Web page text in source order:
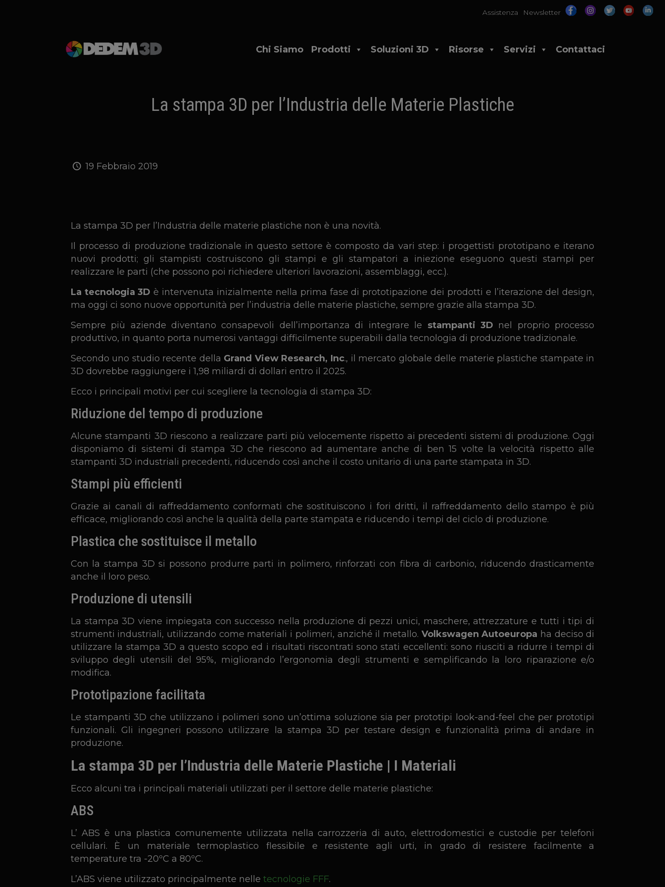
Assistenza Newsletter
Chi Siamo Prodotti Soluzioni 3D Risorse Servizi Contattaci
La stampa 3D per l’Industria delle Materie Plastiche
19 Febbraio 2019
La stampa 3D per l’Industria delle materie plastiche non è una novità.
Il processo di produzione tradizionale in questo settore è composto da vari step: i progettisti prototipano e iterano
nuovi prodotti; gli stampisti costruiscono gli stampi e gli stampatori a iniezione eseguono questi stampi per
realizzare le parti (che possono poi richiedere ulteriori lavorazioni, assemblaggi, ecc.).
La tecnologia 3D è intervenuta inizialmente nella prima fase di prototipazione dei prodotti e l’iterazione del design,
ma oggi ci sono nuove opportunità per l’industria delle materie plastiche, sempre grazie alla stampa 3D.
Sempre più aziende diventano consapevoli dell’importanza di integrare le stampanti 3D nel proprio processo
produttivo, in quanto porta numerosi vantaggi difficilmente superabili dalla tecnologia di produzione tradizionale.
Secondo uno studio recente della Grand View Research, Inc., il mercato globale delle materie plastiche stampate in
3D dovrebbe raggiungere i 1,98 miliardi di dollari entro il 2025.
Ecco i principali motivi per cui scegliere la tecnologia di stampa 3D:
Riduzione del tempo di produzione
Alcune stampanti 3D riescono a realizzare parti più velocemente rispetto ai precedenti sistemi di produzione. Oggi
disponiamo di sistemi di stampa 3D che riescono ad aumentare anche di ben 15 volte la velocità rispetto alle
stampanti 3D industriali precedenti, riducendo così anche il costo unitario di una parte stampata in 3D.
Stampi più efficienti
Grazie ai canali di raffreddamento conformati che sostituiscono i fori dritti, il raffreddamento dello stampo è più
efficace, migliorando così anche la qualità della parte stampata e riducendo i tempi del ciclo di produzione.
Plastica che sostituisce il metallo
Con la stampa 3D si possono produrre parti in polimero, rinforzati con fibra di carbonio, riducendo drasticamente
anche il loro peso.
Produzione di utensili
La stampa 3D viene impiegata con successo nella produzione di pezzi unici, maschere, attrezzature e tutti i tipi di
strumenti industriali, utilizzando come materiali i polimeri, anziché il metallo. Volkswagen Autoeuropa ha deciso di
utilizzare la stampa 3D a questo scopo ed i risultati riscontrati sono stati eccellenti: sono riusciti a ridurre i tempi di
sviluppo degli utensili del 95%, migliorando l’ergonomia degli strumenti e semplificando la loro riparazione e/o
modifica.
Prototipazione facilitata
Le stampanti 3D che utilizzano i polimeri sono un’ottima soluzione sia per prototipi look-and-feel che per prototipi
funzionali. Gli ingegneri possono utilizzare la stampa 3D per testare design e funzionalità prima di andare in
produzione.
La stampa 3D per l’Industria delle Materie Plastiche | I Materiali
Ecco alcuni tra i principali materiali utilizzati per il settore delle materie plastiche:
ABS
L’ ABS è una plastica comunemente utilizzata nella carrozzeria di auto, elettrodomestici e custodie per telefoni
cellulari. È un materiale termoplastico flessibile e resistente agli urti,
in grado di resistere facilmente a
temperature tra -20ºC a 80ºC.
L’ABS viene utilizzato principalmente nelle tecnologie FFF.